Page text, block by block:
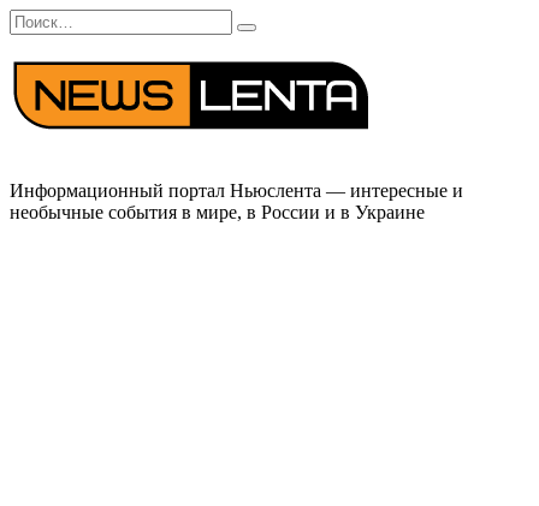
Перейти
к
содержанию
Search
for:
Информационный портал Ньюслента — интересные и
необычные события в мире, в России и в Украине